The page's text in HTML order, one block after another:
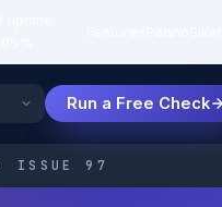
Run a Free Check
ISSUE 97